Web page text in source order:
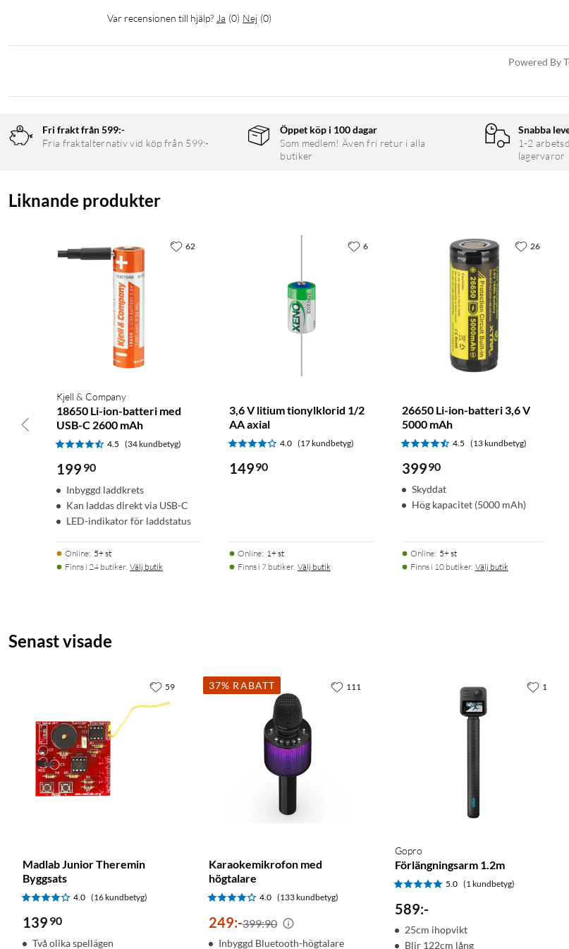
Var recensionen till hjälp? Ja (0) Nej (0)
Powered By
Fri frakt från 599:-
Fria fraktalternativ vid köp från 599:-
Öppet köp i 100 dagar
Som medlem! Även fri retur i alla
butiker
Snabba
1-2
lagervaror
Liknande produkter
Kjell & Company
18650 Li-ion-batteri med
USB-C 2600 mAh
4.5 (34 kundbetyg)
199 90
Inbyggd laddkrets
Kan laddas direkt via USB-C
LED-indikator för laddstatus
Online: 5+ st
Finns i 24 butiker. Välj butik
62
3,6 V litium tionylklorid 1/2
AA axial
4.0 (17 kundbetyg)
14990
Online: 1+ st
Finns i 7 butiker. Välj butik
6
26650 Li-ion-batteri 3,6 V
5000 mAh
4.5 (13 kundbetyg)
39990
Skyddat
Hög kapacitet (5000 mAh)
Online: 5+ st
Finns i 10 butiker. Välj butik
26
Senast visade
Madlab Junior Theremin
Byggsats
4.0 (16 kundbetyg)
139 90
Två olika spellägen
59 37% RABATT
Karaokemikrofon med
högtalare
4.0 (133 kundbetyg)
249:-399:90
Inbyggd Bluetooth-högtalare
111
Gopro
Förlängningsarm 1.2m
5.0 (1 kundbetyg)
589:-
25cm ihopvikt
Blir 122cm lång
1